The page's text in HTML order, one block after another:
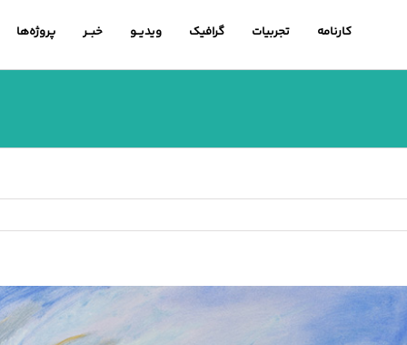
کارنامه تجربیات گرافیک ویدیــو خبــر پروژه‌ها